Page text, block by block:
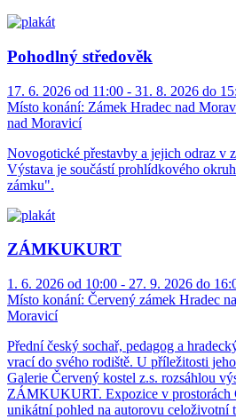
Pohodlný středověk
17. 6. 2026 od 11:00 - 31. 8. 2026 do
Místo konání: Zámek Hradec nad
nad Moravicí
Novogotické přestavby a jejich odraz v
Výstava je součástí prohlídkového
zámku".
ZÁMKUKURT
1. 6. 2026 od 10:00 - 27. 9. 2026 do
Místo konání: Červený zámek Hradec
Moravicí
Přední český sochař, pedagog a
vrací do svého rodiště. U příležitosti
Galerie Červený kostel z.s. rozsáhlou
ZÁMKUKURT. Expozice v prostorách
unikátní pohled na autorovu celoživotní